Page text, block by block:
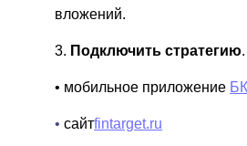
вложений.
3. Подключить стратегию
• мобильное приложение
• сайтfintarget.ru